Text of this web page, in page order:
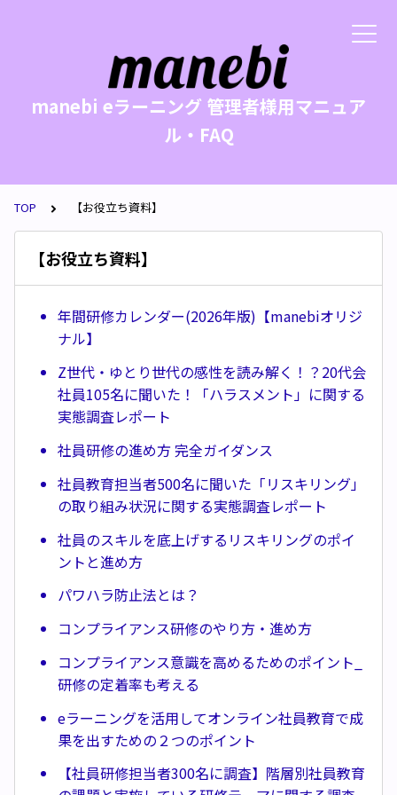
manebi eラーニング 管理者様用マニュア
ル・FAQ
TOP 【お役立ち資料】
【お役立ち資料】
年間研修カレンダー(2026年版)【manebiオリジ
ナル】
Z世代・ゆとり世代の感性を読み解く！？20代会
社員105名に聞いた！「ハラスメント」に関する
実態調査レポート
社員研修の進め方 完全ガイダンス
社員教育担当者500名に聞いた「リスキリング」
の取り組み状況に関する実態調査レポート
社員のスキルを底上げするリスキリングのポイ
ントと進め方
パワハラ防止法とは？
コンプライアンス研修のやり方・進め方
コンプライアンス意識を高めるためのポイント_
研修の定着率も考える
eラーニングを活用してオンライン社員教育で成
果を出すための２つのポイント
【社員研修担当者300名に調査】階層別社員教育